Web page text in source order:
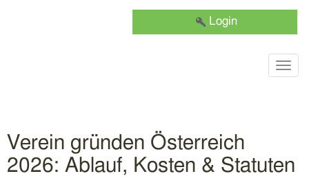
Login
Verein gründen Österreich
2026: Ablauf, Kosten & Statuten